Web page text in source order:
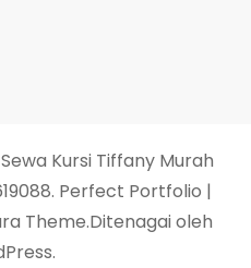
Kursi Tiffany Murah
. Perfect Portfolio |
Theme.Ditenagai oleh
.